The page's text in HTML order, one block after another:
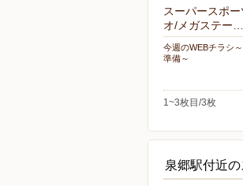
スーパースポ
オ/メガステー…
今週のWEBチラシ
準備～
1~3枚目/3枚
泉郷駅付近